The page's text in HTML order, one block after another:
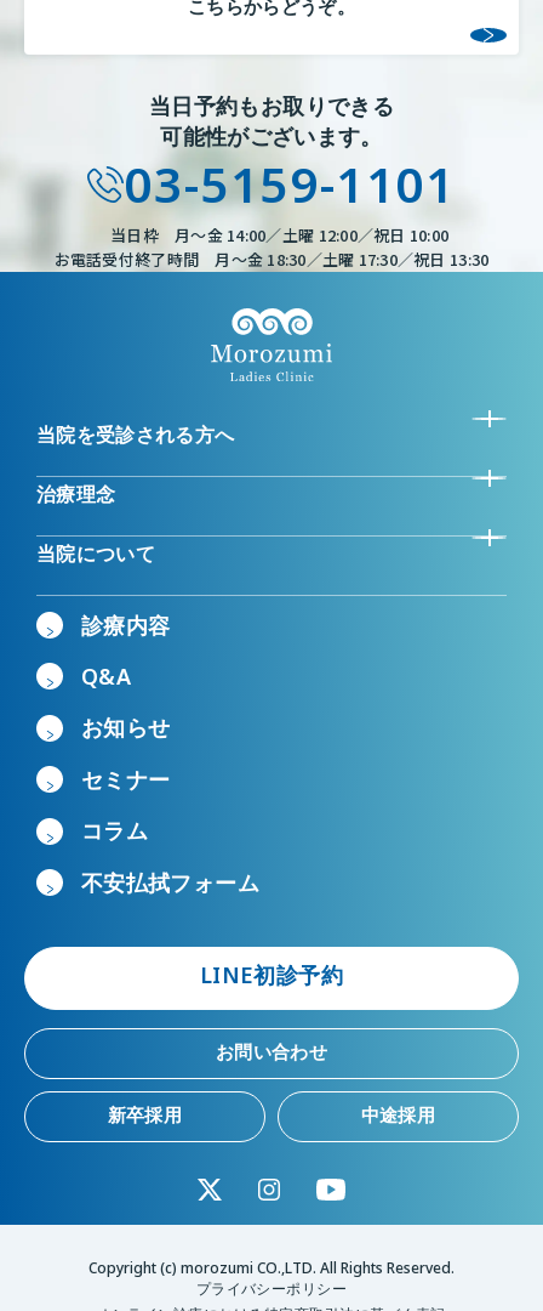
こちらからどうぞ。
当日予約もお取りできる
可能性がございます。
03-5159-1101
当日枠 月～金 14:00／土曜 12:00／祝日 10:00
お電話受付終了時間 月～金 18:30／土曜 17:30／祝日 13:30
当院を受診される方へ
治療理念
当院について
診療内容
Q&A
お知らせ
セミナー
コラム
不安払拭フォーム
LINE初診予約
お問い合わせ
新卒採用 中途採用
Copyright (c) morozumi CO.,LTD. All Rights Reserved.
プライバシーポリシー